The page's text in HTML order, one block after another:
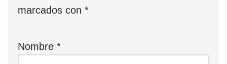
marcados con *
Nombre *